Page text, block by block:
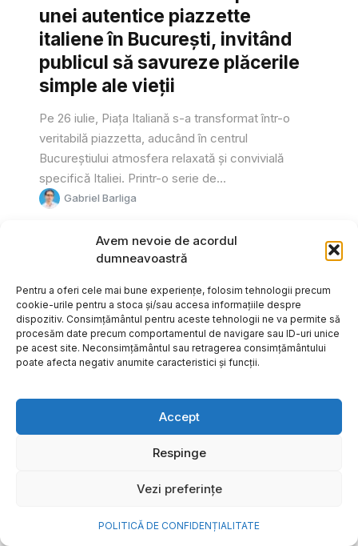
Avem nevoie de acordul
dumneavoastră
Pentru a oferi cele mai bune experiențe, folosim tehnologii precum
cookie-urile pentru a stoca și/sau accesa informațiile despre
dispozitiv. Consimțământul pentru aceste tehnologii ne va permite să
procesăm date precum comportamentul de navigare sau ID-uri unice
pe acest site. Neconsimțământul sau retragerea consimțământului
poate afecta negativ anumite caracteristici și funcții.
Accept
Respinge
Vezi preferințe
POLITICĂ DE CONFIDENȚIALITATE
unei autentice piazzette
italiene în București, invitând
publicul să savureze plăcerile
simple ale vieții
Pe 26 iulie, Piața Italiană s-a transformat într-o
veritabilă piazzetta, aducând în centrul
Bucureștiului atmosfera relaxată și convivială
specifică Italiei. Printr-o serie de...
Gabriel Barliga
frumoase amintiri ale verii într-
o bijuterie Pandora pe care o